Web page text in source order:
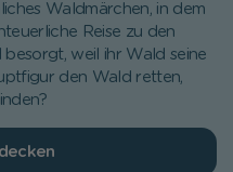
Waldmärchen, in dem
Reise zu den
weil ihr Wald seine
den Wald retten,